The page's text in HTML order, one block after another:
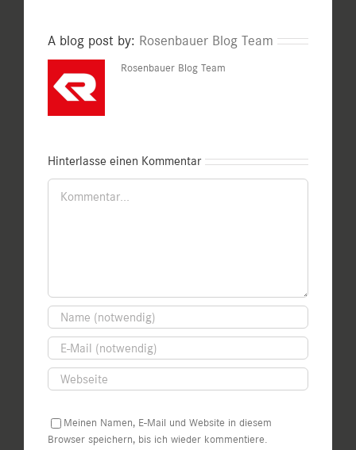
A blog post by: Rosenbauer Blog Team
Rosenbauer Blog Team
Hinterlasse einen Kommentar
Kommentar
Meinen Namen, E-Mail und Website in diesem
Browser speichern, bis ich wieder kommentiere.